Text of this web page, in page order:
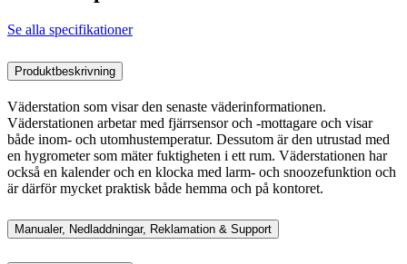
Se alla specifikationer
Produktbeskrivning
Väderstation som visar den senaste väderinformationen.
Väderstationen arbetar med fjärrsensor och -mottagare och visar
både inom- och utomhustemperatur. Dessutom är den utrustad med
en hygrometer som mäter fuktigheten i ett rum. Väderstationen har
också en kalender och en klocka med larm- och snoozefunktion och
är därför mycket praktisk både hemma och på kontoret.
Manualer, Nedladdningar, Reklamation & Support